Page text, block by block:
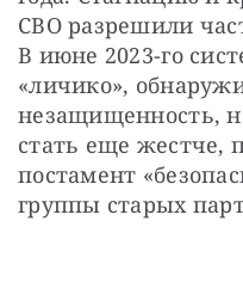
СВО разрешили
В июне 2023-го
«личико»,
незащищенность,
стать еще жестче,
постамент
группы старых